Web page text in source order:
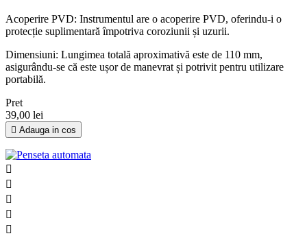
Acoperire PVD: Instrumentul are o acoperire PVD, oferindu-i o
protecție suplimentară împotriva coroziunii și uzurii.
Dimensiuni: Lungimea totală aproximativă este de 110 mm,
asigurându-se că este ușor de manevrat și potrivit pentru utilizare
portabilă.
Pret
39,00 lei
 Adauga in cos




